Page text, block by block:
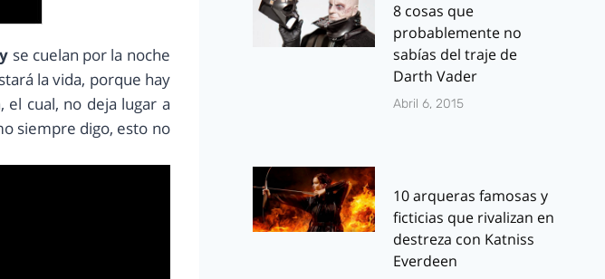
se cuelan por la noche
la vida, porque hay
el cual, no deja lugar a
siempre digo, esto no
8 cosas que
probablemente no
sabías del traje de
Darth Vader
Abril 6, 2015
10 arqueras famosas y
ficticias que rivalizan en
destreza con Katniss
Everdeen